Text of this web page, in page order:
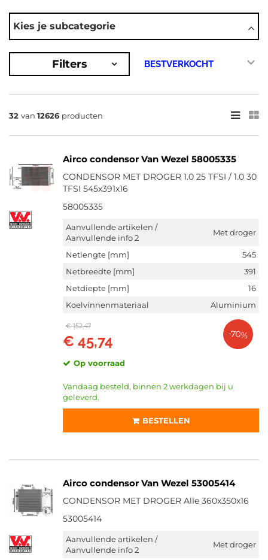
AUTOMERKEN
Alfa Romeo
Alpina
Toon meer
×
MERKEN
Van Wezel (1045)
NRF (1072)
Thermotec (844)
Ava Cooling (1221)
Niet op voorraad (6761)
Kies je subcategorie
Filters
32 van 12626 producten
Airco condensor Van Wezel 58005335
CONDENSOR MET DROGER 1.0 25 TFSI / 1.0 30
TFSI 545x391x16
58005335
Aanvullende artikelen /
Aanvullende info 2
Met droger
Netlengte [mm]
545
Netbreedte [mm]
391
Netdiepte [mm]
16
Koelvinnenmateriaal
Aluminium
€ 152,47
€ 45,74 -70%
Op voorraad
Vandaag besteld, binnen 2 werkdagen bij u
geleverd.
BESTELLEN
Airco condensor Van Wezel 53005414
CONDENSOR MET DROGER Alle 360x350x16
53005414
Aanvullende artikelen /
Aanvullende info 2
Met droger